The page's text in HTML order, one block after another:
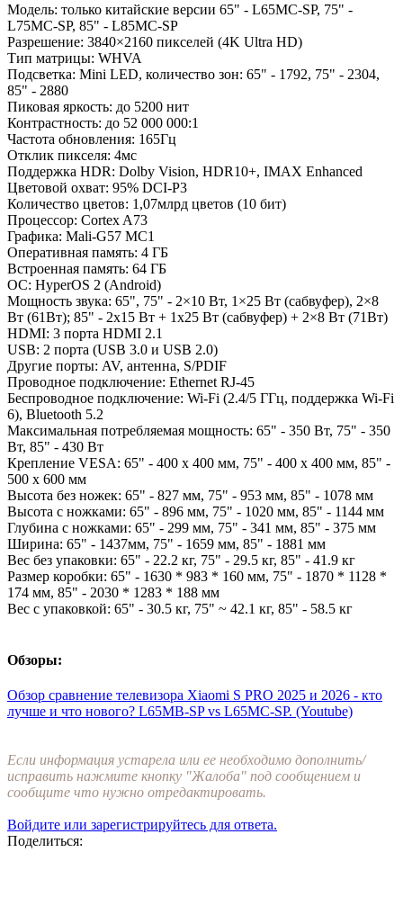
Модель: только китайские версии 65" - L65МС-SР, 75" -
L75МС-SР, 85" - L85МС-SР
Разрешение: 3840×2160 пикселей (4K Ultra HD)
Тип матрицы: WHVA
Подсветка: Mini LED, количество зон: 65" - 1792, 75" - 2304,
85" - 2880
Пиковая яркость: до 5200 нит
Контрастность: до 52 000 000:1
Частота обновления: 165Гц
Отклик пикселя: 4мс
Поддержка HDR: Dolby Vision, HDR10+, IMAX Enhanced
Цветовой охват: 95% DCI-P3
Количество цветов: 1,07млрд цветов (10 бит)
Процессор: Cortex A73
Графика: Mali-G57 MC1
Оперативная память: 4 ГБ
Встроенная память: 64 ГБ
ОС: HyperOS 2 (Android)
Мощность звука: 65", 75" - 2×10 Вт, 1×25 Вт (сабвуфер), 2×8
Вт (61Вт); 85" - 2x15 Вт + 1x25 Вт (сабвуфер) + 2×8 Вт (71Вт)
HDMI: 3 порта HDMI 2.1
USB: 2 порта (USB 3.0 и USB 2.0)
Другие порты: AV, антенна, S/PDIF
Проводное подключение: Ethernet RJ-45
Беспроводное подключение: Wi-Fi (2.4/5 ГГц, поддержка Wi-Fi
6), Bluetooth 5.2
Максимальная потребляемая мощность: 65" - 350 Вт, 75" - 350
Вт, 85" - 430 Вт
Крепление VESA: 65" - 400 х 400 мм, 75" - 400 х 400 мм, 85" -
500 х 600 мм
Высота без ножек: 65" - 827 мм, 75" - 953 мм, 85" - 1078 мм
Высота с ножками: 65" - 896 мм, 75" - 1020 мм, 85" - 1144 мм
Глубина с ножками: 65" - 299 мм, 75" - 341 мм, 85" - 375 мм
Ширина: 65" - 1437мм, 75" - 1659 мм, 85" - 1881 мм
Вес без упаковки: 65" - 22.2 кг, 75" - 29.5 кг, 85" - 41.9 кг
Размер коробки: 65" - 1630 * 983 * 160 мм, 75" - 1870 * 1128 *
174 мм, 85" - 2030 * 1283 * 188 мм
Вес с упаковкой: 65" - 30.5 кг, 75" ~ 42.1 кг, 85" - 58.5 кг
Обзоры:​
Обзор сравнение телевизора Xiaomi S PRO 2025 и 2026 - кто
лучше и что нового? L65MB-SP vs L65MC-SP. (Youtube)
Если информация устарела или ее необходимо дополнить/
исправить нажмите кнопку "Жалоба" под сообщением и
сообщите что нужно отредактировать.
Войдите или зарегистрируйтесь для ответа.
Поделиться: